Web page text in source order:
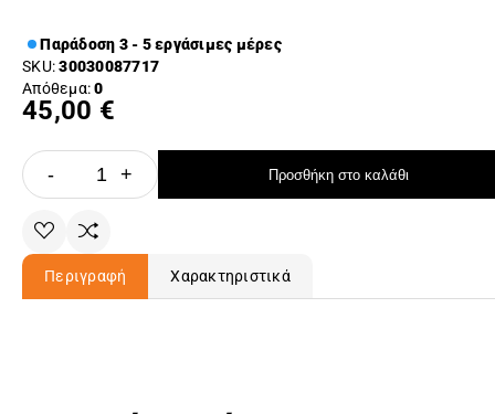
Παράδοση 3 - 5 εργάσιμες μέρες
SKU:30030087717
Απόθεμα:0
45,00 €
- + Προσθήκη στο καλάθι
Περιγραφή Χαρακτηριστικά